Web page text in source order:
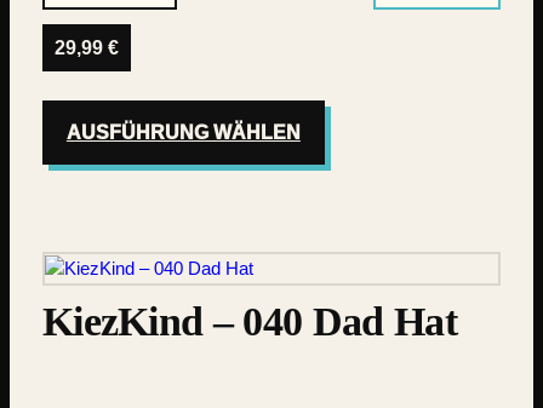
29,99 €
AUSFÜHRUNG WÄHLEN
KiezKind – 040 Dad Hat